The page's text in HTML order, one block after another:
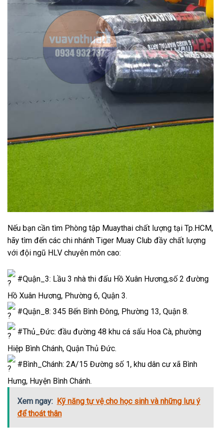
Nếu bạn cần tìm Phòng tập Muaythai chất lượng tại Tp.HCM,
hãy tìm đến các chi nhánh Tiger Muay Club đầy chất lượng
với đội ngũ HLV chuyên môn cao:
#Quận_3: Lầu 3 nhà thi đấu Hồ Xuân Hương,số 2 đường
Hồ Xuân Hương, Phường 6, Quận 3.
#Quận_8: 345 Bến Bình Đông, Phường 13, Quận 8.
#Thủ_Đức: đầu đường 48 khu cá sấu Hoa Cà, phường
Hiệp Bình Chánh, Quận Thủ Đức.
#Bình_Chánh: 2A/15 Đường số 1, khu dân cư xã Bình
Hưng, Huyện Bình Chánh.
Xem ngay: Kỹ năng tự vệ cho học sinh và những lưu ý
để thoát thân